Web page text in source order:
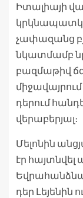
Իտալիայի
չափազանց
նկատմամբ
բազմաթիվ
դերում
վերաբերյալ։
Մելոնին
էր հայտնվել
դեր Լեյենին